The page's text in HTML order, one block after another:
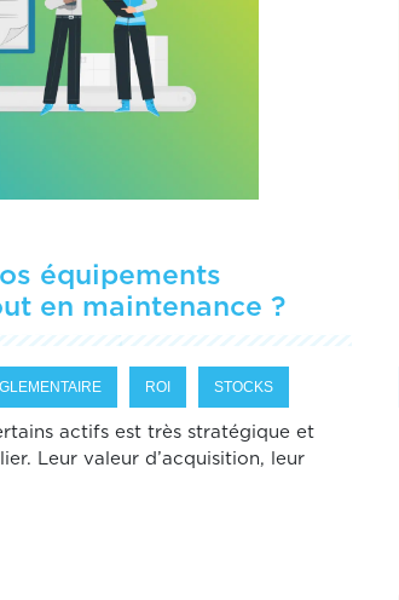
équipements
en maintenance ?
ROI STOCKS
actifs est très stratégique et
Leur valeur d’acquisition, leur